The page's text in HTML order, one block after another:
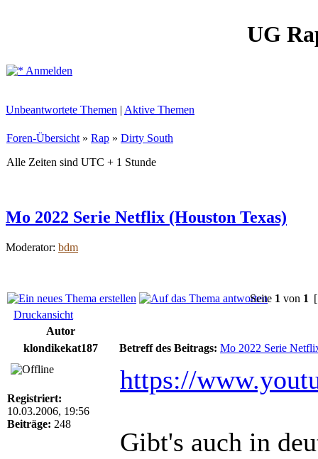
UG
Anmelden
Unbeantwortete Themen | Aktive Themen
Foren-Übersicht » Rap » Dirty South
Alle Zeiten sind UTC + 1 Stunde
Mo 2022 Serie Netflix (Houston Texas)
Moderator: bdm
Seite 1 von 1
Druckansicht
Autor
klondikekat187
Betreff des Beitrags: Mo 2022 Serie
Registriert:
10.03.2006, 19:56
Beiträge: 248
https://
Gibt's auch in